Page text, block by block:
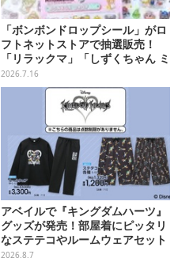
「ボンボンドロップシール」がロ
フトネットストアで抽選販売！
「リラックマ」「しずくちゃん ミ
ニ」など全12種をラインナップ
2026.7.16
アベイルで『キングダムハーツ』
グッズが発売！部屋着にピッタリ
なステテコやルームウェアセット
2026.8.7